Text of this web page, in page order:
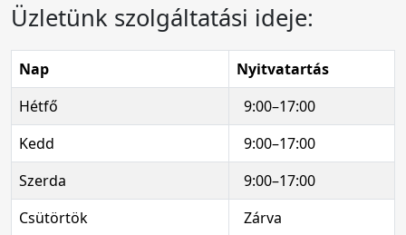
Üzletünk szolgáltatási ideje:
Nap
Nyitvatartás
Hétfő
9:00–17:00
Kedd
9:00–17:00
Szerda
9:00–17:00
Csütörtök
Zárva